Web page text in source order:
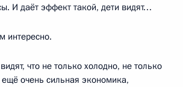
И даёт эффект такой, дети видят…
интересно.
что не только холодно, не только
очень сильная экономика,